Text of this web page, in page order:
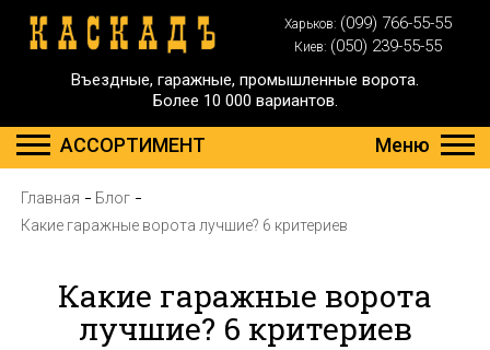
Харьков: (099) 766-55-55
Киев: (050) 239-55-55
Въездные, гаражные, промышленные ворота.
Более 10 000 вариантов.
АССОРТИМЕНТ Меню
Главная
Блог
Какие гаражные ворота лучшие? 6 критериев
Какие гаражные ворота
лучшие? 6 критериев